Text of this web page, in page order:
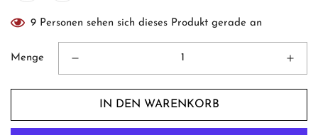
9 Personen sehen sich dieses Produkt gerade an
Menge
IN DEN WARENKORB